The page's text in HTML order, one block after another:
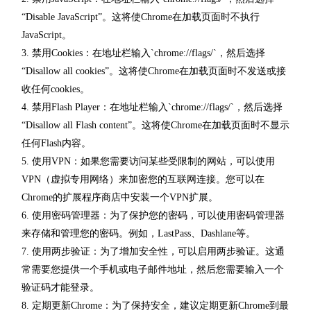
“Disable JavaScript”。这将使Chrome在加载页面时不执行
JavaScript。
3. 禁用Cookies：在地址栏输入`chrome://flags/`，然后选择
“Disallow all cookies”。这将使Chrome在加载页面时不发送或接
收任何cookies。
4. 禁用Flash Player：在地址栏输入`chrome://flags/`，然后选择
“Disallow all Flash content”。这将使Chrome在加载页面时不显示
任何Flash内容。
5. 使用VPN：如果您需要访问某些受限制的网站，可以使用
VPN（虚拟专用网络）来加密您的互联网连接。您可以在
Chrome的扩展程序商店中安装一个VPN扩展。
6. 使用密码管理器：为了保护您的密码，可以使用密码管理器
来存储和管理您的密码。例如，LastPass、Dashlane等。
7. 使用两步验证：为了增加安全性，可以启用两步验证。这通
常需要您提供一个手机或电子邮件地址，然后您需要输入一个
验证码才能登录。
8. 定期更新Chrome：为了保持安全，建议定期更新Chrome到最